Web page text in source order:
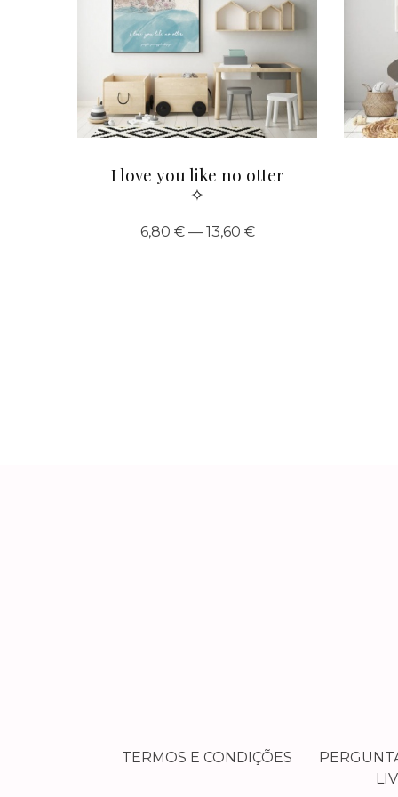
I love you like no otter
✧
6,80 € — 13,60 €
TERMOS E CONDIÇÕES